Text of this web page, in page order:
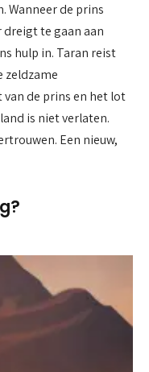
Wanneer de prins
te gaan aan
hulp in. Taran reist
zeldzame
de prins en het lot
is niet verlaten.
Een nieuw,